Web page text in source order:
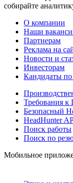
собирайте
О компании
Наши
Партнерам
Реклама на
Новости и
Инвесторам
Кандидаты
Требования
Безопасный
HeadHunter
Поиск работы
Поиск по
Мобильное